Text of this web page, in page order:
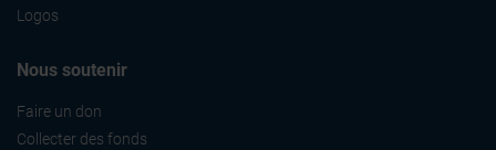
Logos
Nous soutenir
Faire un don
Collecter des fonds